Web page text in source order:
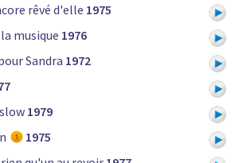
rêvé d'elle 1975
musique 1976
Sandra 1972
1979
1975